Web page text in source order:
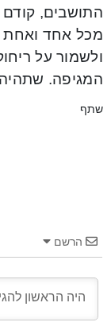
התושבים,
מכל אחד ואחת
ולשמור על
המגיפה. שתהיה
שתף
הרשם